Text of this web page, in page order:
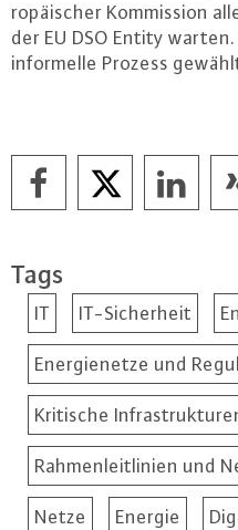
ro­päi­scher Kom­mis­si­on
der EU DSO Entity
in­for­mel­le Prozess
Tags
IT IT-Sicherheit
Energienetze und
Kritische
Rahmenleitlinien und
Netze Energie